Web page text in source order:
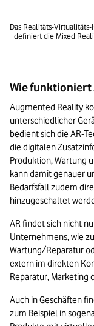
Das Realitäts-
definiert die Mixed
Wie funktioniert
Augmented Reality
unterschiedlicher
bedient sich die AR-
die digitalen
Produktion, Wartung
kann damit genauer
Bedarfsfall zudem
hinzugeschaltet
AR findet sich nicht
Unternehmens, wie
Wartung/Reparatur
extern im direkten
Reparatur, Marketing
Auch in Geschäften
zum Beispiel in